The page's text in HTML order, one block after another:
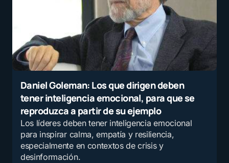
Daniel Goleman: Los que dirigen deben
tener inteligencia emocional, para que se
reproduzca a partir de su ejemplo
Los líderes deben tener inteligencia emocional
para inspirar calma, empatía y resiliencia,
especialmente en contextos de crisis y
desinformación.